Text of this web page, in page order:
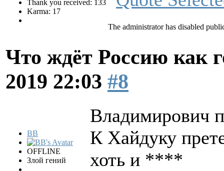
Thank you received: 133
Karma: 17
The administrator has disabled
Что ждёт Россию как
2019 22:03 #8
BB
OFFLINE
Злой гений
Владимирович
К Хайдуку
хоть и ****